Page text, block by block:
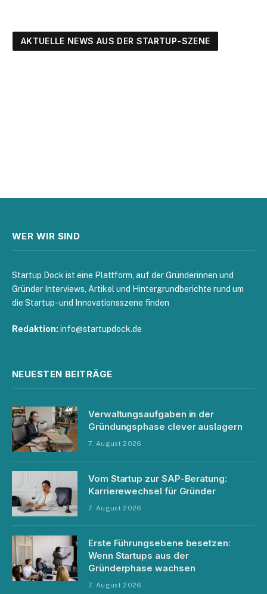
AKTUELLE NEWS AUS DER STARTUP-SZENE
WER WIR SIND
Startup Dock ist eine Plattform, auf der Gründerinnen und
Gründer Interviews, Artikel und Hintergrundberichte rund um
die Startup- und Innovationsszene finden
Redaktion: info@startupdock.de
NEUESTEN BEITRÄGE
Verwaltungsaufgaben in der
Gründungsphase clever auslagern
7. August 2026
Vom Startup zur SAP-Beratung:
Karrierewechsel für Gründer
7. August 2026
Erste Führungsebene besetzen:
Wenn Startups aus der
Gründerphase wachsen
7. August 2026